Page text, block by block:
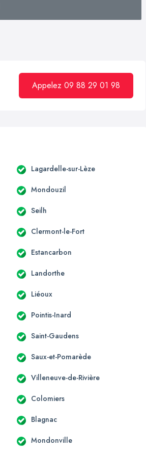
Appelez 09 88 29 01 98
Lagardelle-sur-Lèze
Mondouzil
Seilh
Clermont-le-Fort
Estancarbon
Landorthe
Liéoux
Pointis-Inard
Saint-Gaudens
Saux-et-Pomarède
Villeneuve-de-Rivière
Colomiers
Blagnac
Mondonville